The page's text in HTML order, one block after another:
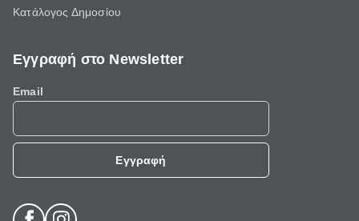
Κατάλογος Δημοσίου
Εγγραφή στο Newsletter
Email
Εγγραφή